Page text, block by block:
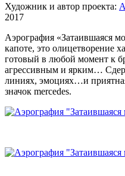
Художник и автор проекта:
2017
Аэрография «Затаившаяся
капоте, это олицетворение
готовый в любой момент к
агрессивным и ярким…
линиях, эмоциях…и
значок mercedes.